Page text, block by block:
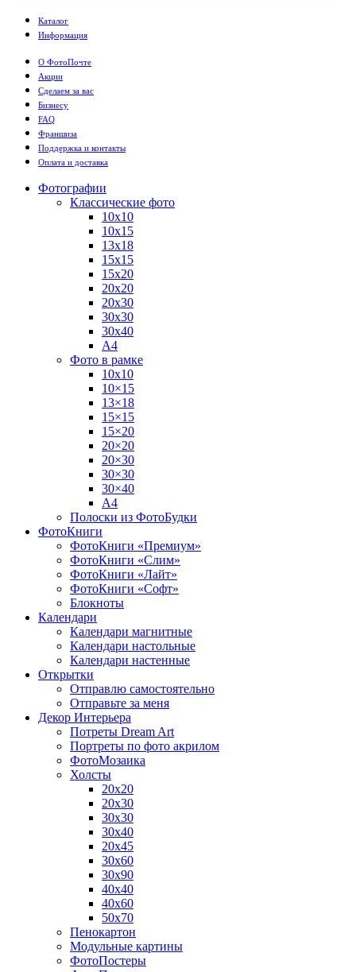
Каталог
Информация
О ФотоПочте
Акции
Сделаем за вас
Бизнесу
FAQ
Франшиза
Поддержка и контакты
Оплата и доставка
Фотографии
Классические фото
10х10
10х15
13х18
15х15
15х20
20х20
20х30
30х30
30х40
А4
Фото в рамке
10х10
10×15
13×18
15×15
15×20
20×20
20×30
30×30
30×40
A4
Полоски из ФотоБудки
ФотоКниги
ФотоКниги «Премиум»
ФотоКниги «Слим»
ФотоКниги «Лайт»
ФотоКниги «Софт»
Блокноты
Календари
Календари магнитные
Календари настольные
Календари настенные
Открытки
Отправлю самостоятельно
Отправьте за меня
Декор Интерьера
Потреты Dream Art
Портреты по фото акрилом
ФотоМозаика
Холсты
20х20
20х30
30х30
30х40
20х45
30х60
30х90
40х40
40х60
50х70
Пенокартон
Модульные картины
ФотоПостеры